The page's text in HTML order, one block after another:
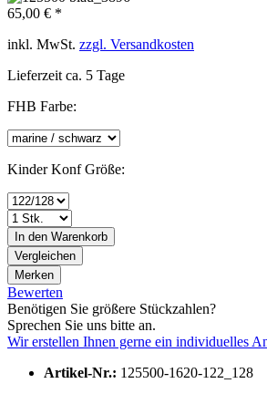
65,00 € *
inkl. MwSt. zzgl. Versandkosten
Lieferzeit ca. 5 Tage
FHB Farbe:
Kinder Konf Größe:
In den Warenkorb
Vergleichen
Merken
Bewerten
Benötigen Sie größere Stückzahlen?
Sprechen Sie uns bitte an.
Wir erstellen Ihnen gerne ein individuelles
Artikel-Nr.: 125500-1620-122_128